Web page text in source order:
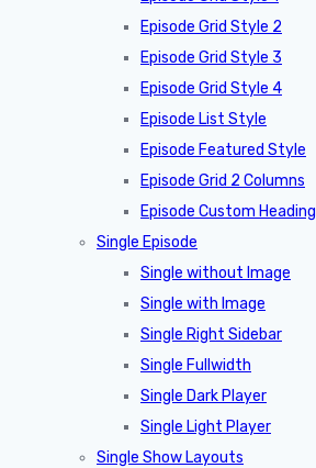
Episode Grid Style 2
Episode Grid Style 3
Episode Grid Style 4
Episode List Style
Episode Featured Style
Episode Grid 2 Columns
Episode Custom Heading
Single Episode
Single without Image
Single with Image
Single Right Sidebar
Single Fullwidth
Single Dark Player
Single Light Player
Single Show Layouts